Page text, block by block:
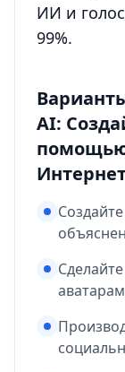
ИИ и
99%.
AI:
помощью